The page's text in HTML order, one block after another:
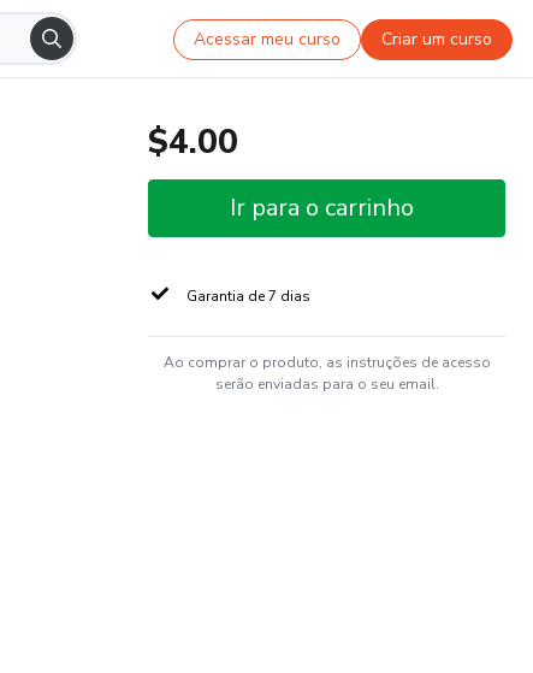
Acessar meu curso Criar um curso
$4.00
Ir para o carrinho
Garantia de 7 dias
Ao comprar o produto, as instruções de acesso
serão enviadas para o seu email.